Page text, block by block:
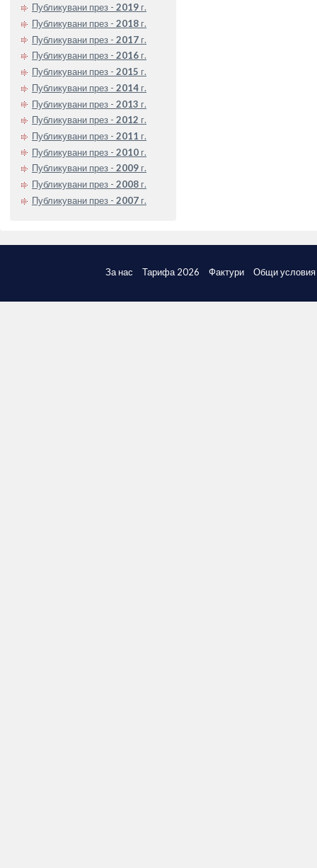
Публикувани през - 2019 г.
Публикувани през - 2018 г.
Публикувани през - 2017 г.
Публикувани през - 2016 г.
Публикувани през - 2015 г.
Публикувани през - 2014 г.
Публикувани през - 2013 г.
Публикувани през - 2012 г.
Публикувани през - 2011 г.
Публикувани през - 2010 г.
Публикувани през - 2009 г.
Публикувани през - 2008 г.
Публикувани през - 2007 г.
За нас Тарифа 2026 Фактури Общи условия